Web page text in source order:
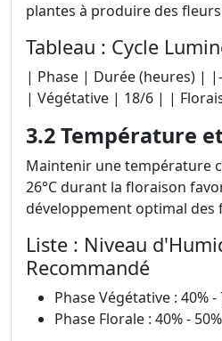
plantes à produire des
Tableau : Cycle
| Phase | Durée (heures) |
| Végétative | 18/6 | |
3.2 Température
Maintenir une température
26°C durant la floraison
développement optimal des
Liste : Niveau
Recommandé
Phase Végétative : 40% -
Phase Florale : 40% - 50%